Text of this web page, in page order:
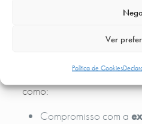
Ver
Política de Cookies
Mais do que
valores em
da simples relação
como:
Compromisso com a